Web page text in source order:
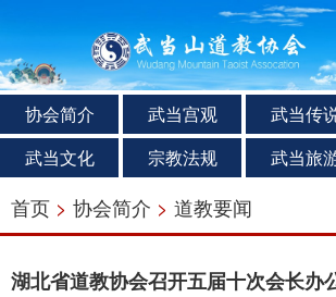
协会简介 武当宫观 武当传
武当文化
宗教法规 武当旅
首页 > 协会简介 > 道教要闻
湖北省道教协会召开五届十次会长办